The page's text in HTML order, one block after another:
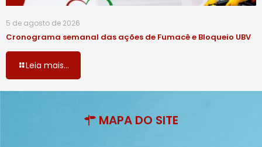
5 de agosto de 2026
Cronograma semanal das ações de Fumacê e Bloqueio UBV
Leia mais...
MAPA DO SITE